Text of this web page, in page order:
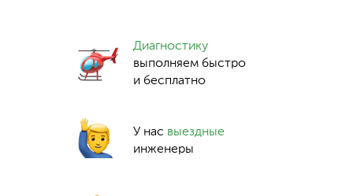
Диагностику
выполняем быстро
и бесплатно
У нас выездные
инженеры